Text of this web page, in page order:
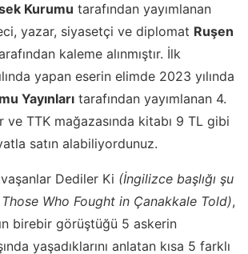
Kurumu tarafından yayımlanan
yazar, siyasetçi ve diplomat Ruşen
kaleme alınmıştır. İlk
yapan eserin elimde 2023 yılında
Yayınları tarafından yayımlanan 4.
ve TTK mağazasında kitabı 9 TL gibi
satın alabiliyordunuz.
Dediler Ki (İngilizce başlığı şu
Who Fought in Çanakkale Told),
birebir görüştüğü 5 askerin
yaşadıklarını anlatan kısa 5 farklı